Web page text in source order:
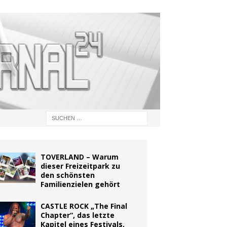
TOVERLAND – Warum
dieser Freizeitpark zu
den schönsten
Familienzielen gehört
CASTLE ROCK „The Final
Chapter“, das letzte
Kapitel eines Festivals,